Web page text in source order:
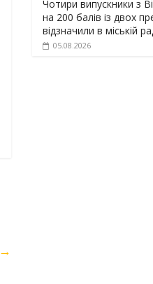
→
Чотири випускники з
на 200 балів із двох
відзначили в міській
05.08.2026